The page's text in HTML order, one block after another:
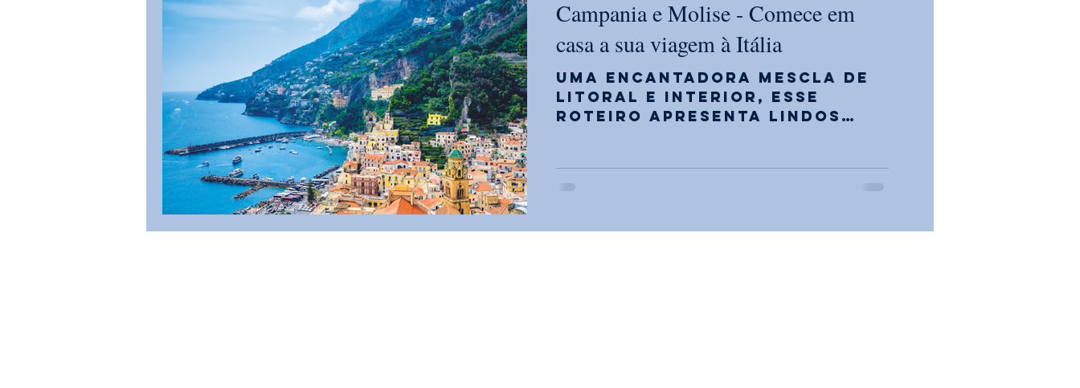
Campania e Molise - Comece em
casa a sua viagem à Itália
Uma encantadora mescla de
litoral e interior, esse
roteiro apresenta lindos